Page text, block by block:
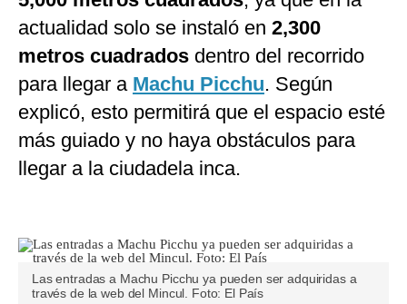
actualidad solo se instaló en 2,300
metros cuadrados dentro del recorrido
para llegar a Machu Picchu. Según
explicó, esto permitirá que el espacio esté
más guiado y no haya obstáculos para
llegar a la ciudadela inca.
Las entradas a Machu Picchu ya pueden ser adquiridas a
través de la web del Mincul. Foto: El País